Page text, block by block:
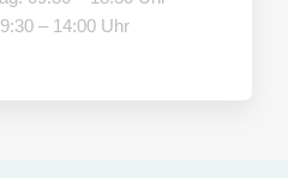
– 14:00 Uhr